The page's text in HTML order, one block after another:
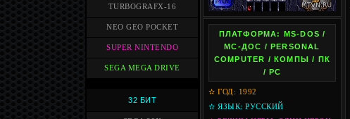
TURBOGRAFX-16
NEO GEO POCKET
SUPER NINTENDO
SEGA MEGA DRIVE
32 БИТ
ПЛАТФОРМА: MS-DOS /
МС-ДОС / PERSONAL
COMPUTER / КОМПЫ / ПК
/ PC
✫ ГОД: 1992
✫ ЯЗЫК: РУССКИЙ